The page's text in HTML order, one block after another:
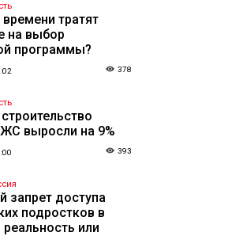
тратят
на выбор
программы?
378
выросли на 9%
393
запрет доступа
подростков в
реальность или